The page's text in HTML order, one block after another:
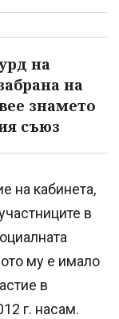
на
на
знамето
съюз
на кабинета,
в
му е имало
в
г. насам.